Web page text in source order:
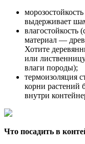
выдерживает
материал —
Хотите
или
влаги породы);
термоизоляция
корни растений
внутри
Что посадить в